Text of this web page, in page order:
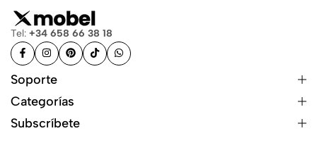
Tel: +34 658 66 38 18
Soporte
Categorías
Subscríbete